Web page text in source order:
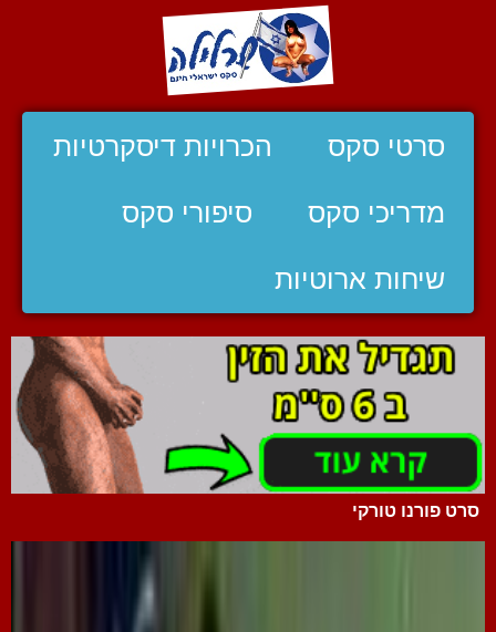
סרטי סקס הכרויות דיסקרטיות
מדריכי סקס סיפורי סקס
שיחות ארוטיות
סרט פורנו טורקי